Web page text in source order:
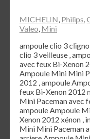
MICHELIN, Philips,
Valeo, Mini
ampoule clio 3
clio 3 veilleuse ,
avec feux Bi-Xenon
Ampoule Mini Mini
2012 , ampoule
feux Bi-Xenon 2012
Mini Paceman avec
ampoule Ampoule
Xenon 2012 xénon ,
Mini Mini Paceman